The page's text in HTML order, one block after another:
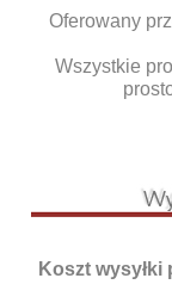
Oferowany
Wszystkie
Koszt wysyłki